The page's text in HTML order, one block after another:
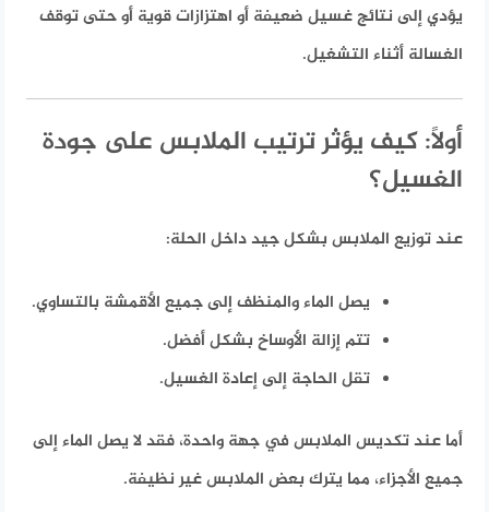
يؤدي إلى نتائج غسيل ضعيفة أو اهتزازات قوية أو حتى توقف
الغسالة أثناء التشغيل.
أولاً: كيف يؤثر ترتيب الملابس على جودة
الغسيل؟
عند توزيع الملابس بشكل جيد داخل الحلة:
يصل الماء والمنظف إلى جميع الأقمشة بالتساوي.
تتم إزالة الأوساخ بشكل أفضل.
تقل الحاجة إلى إعادة الغسيل.
أما عند تكديس الملابس في جهة واحدة، فقد لا يصل الماء إلى
جميع الأجزاء، مما يترك بعض الملابس غير نظيفة.